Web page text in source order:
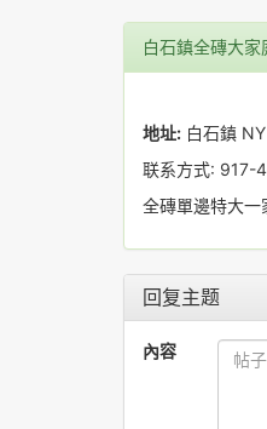
白石鎮全磚大家
地址: 白石鎮 NY
联系方式: 917-
全磚單邊特大
回复主题
內容